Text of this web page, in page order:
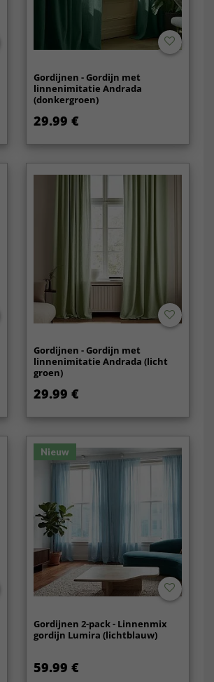
Gordijnen - Gordijn met
linnenimitatie Andrada
(donkergroen)
29.99 €
Gordijnen - Gordijn met
linnenimitatie Andrada (licht
groen)
29.99 €
Nieuw
Gordijnen 2-pack - Linnenmix
gordijn Lumira (lichtblauw)
59.99 €